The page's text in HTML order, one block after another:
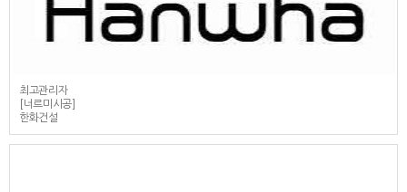
최고관리자
[너르미시공]
한화건설